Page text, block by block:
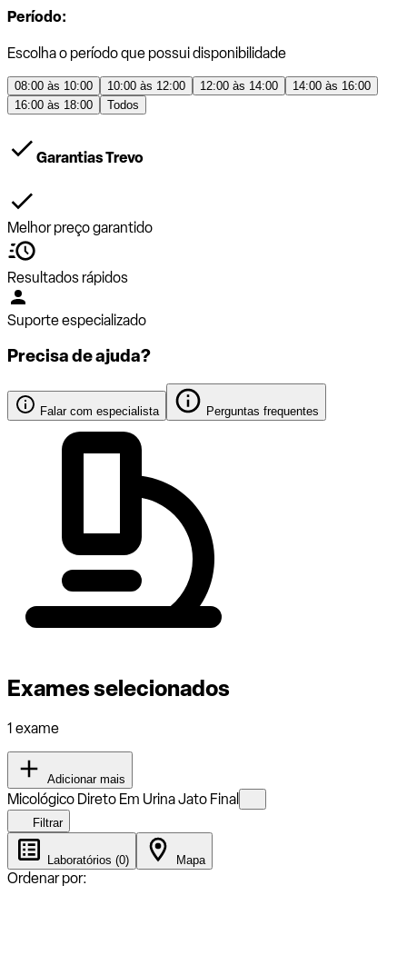
Período:
Escolha o período que possui disponibilidade
08:00 às 10:00 10:00 às 12:00 12:00 às 14:00
14:00 às 16:00
16:00 às 18:00
Todos
Garantias Trevo
Melhor preço garantido
Resultados rápidos
Suporte especializado
Precisa de ajuda?
Falar com especialista Perguntas frequentes
Exames selecionados
1 exame
Adicionar mais
Micológico Direto Em Urina Jato Final
Filtrar
Laboratórios (0) Mapa
Ordenar por: